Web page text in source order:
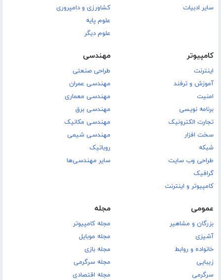
سایر ادبیات
کشاورزی و دامپروری
علوم پایه
علوم دیگر
کامپیوتر
اینترنت
آموزش و ترفند
امنیت
برنامه نویسی
تجارت الکترونیک
سخت افزار
شبکه
طراحی وب سایت
گرافیک
کامپیوتر و اینترنت
مهندسی
طراحی صنعتی
مهندسی عمران
مهندسی معماری
مهندسی برق
مهندسی مکانیک
مهندسی شیمی
روباتیک
سایر مهندسی‌ها
عمومی
بزرگان و مشاهیر
آشپزی
خانواده و روابط
زیبایی
سرگرمی
مجله
مجله کامپیوتر
مجله موبایل
مجله بازی
مجله سرگرمی
مجله اقتصادی